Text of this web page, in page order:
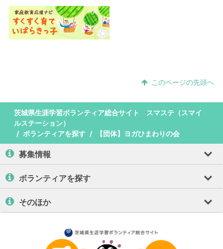
このページの先頭へ
茨城県生涯学習ボランティア総合サイト スマステ（スマイ
ルステーション）
ボランティアを探す
【団体】ヨガひまわりの会
募集情報
ボランティアを探す
そのほか